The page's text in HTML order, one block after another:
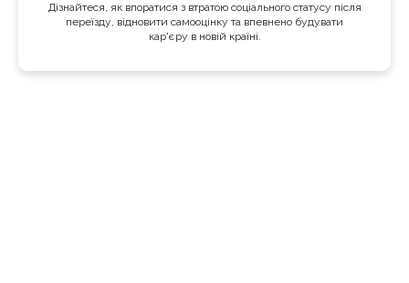
Дізнайтеся, як впоратися з втратою соціального статусу після
переїзду, відновити самооцінку та впевнено будувати
кар'єру в новій країні.